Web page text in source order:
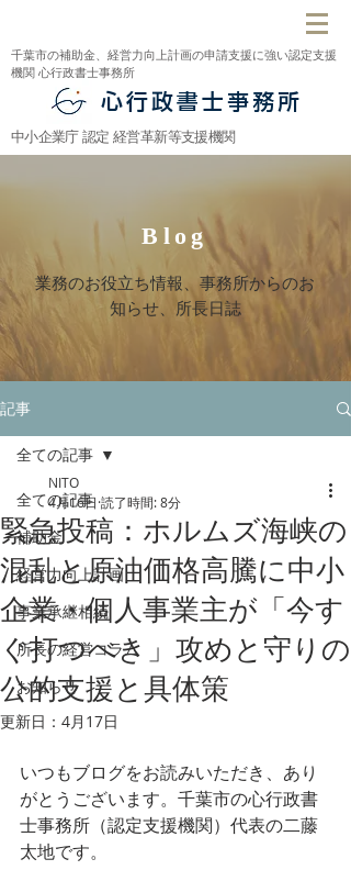
千葉市の補助金、経営力向上計画の申請支援に強い認定支援
機関 心行政書士事務所
心行政書士亊務所
中小企業庁 認定 経営革新等支援機関
Blog
​業務のお役立ち情報、事務所からのお
知らせ、所長日誌
記事
全ての記事
補助金
経営力向上計画
事業承継相続
所長の経営コラム
お知らせ
全ての記事
緊急投稿：ホルムズ海峡の
混乱と原油価格高騰に中小
企業・個人事業主が「今す
ぐ打つべき」攻めと守りの
公的支援と具体策
NITO
4月16日 読了時間: 8分
更新日： 4月17日
いつもブログをお読みいただき、あり
がとうございます。千葉市の心行政書
士事務所（認定支援機関）代表の二藤
太地です。